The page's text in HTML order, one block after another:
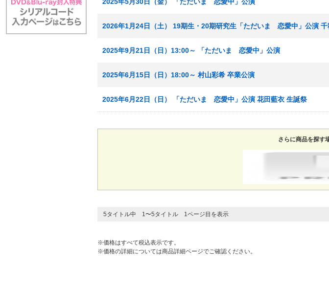
2026年1月24日（土） 19期生・20期研究生「ただいま 恋愛中」公演 千
2025年9月21日（日）13:00～ 「ただいま 恋愛中」公演
2025年6月15日（日）18:00～ 村山彩希 卒業公演
2025年6月22日（日） 「ただいま 恋愛中」公演 花田藍衣 生誕祭
さらに商品を探す
5タイトル中 1〜5タイトル 1ページ目を表示
※価格はすべて税込表示です。
※価格の詳細については商品詳細ページでご確認ください。